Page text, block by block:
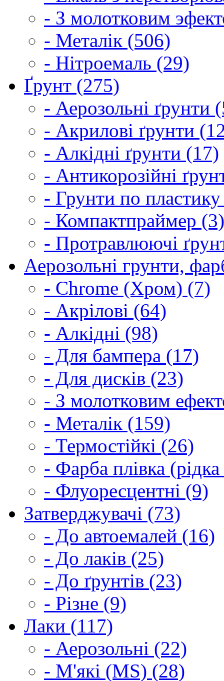
- З молотковим
- Металік (506)
- Нітроемаль (29)
Ґрунт (275)
- Аерозольні ґрунти
- Акрилові ґрунти
- Алкідні ґрунти (17)
- Антикорозійні
- Грунти по
- Компактпраймер (3)
- Протравлюючі
Аерозольні грунти,
- Chrome (Хром) (7)
- Акрілові (64)
- Алкідні (98)
- Для бампера (17)
- Для дисків (23)
- З молотковим
- Металік (159)
- Термостійкі (26)
- Фарба плівка
- Флуоресцентні (9)
Затверджувачі (73)
- До автоемалей (16)
- До лаків (25)
- До ґрунтів (23)
- Різне (9)
Лаки (117)
- Аерозольні (22)
- М'які (MS) (28)